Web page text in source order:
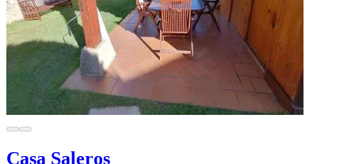
Casa Saleros